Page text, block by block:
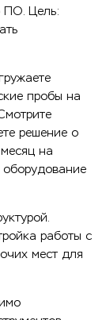
ПО. Цель:
пробы на
решение о
на
оборудование
работы с
мест для